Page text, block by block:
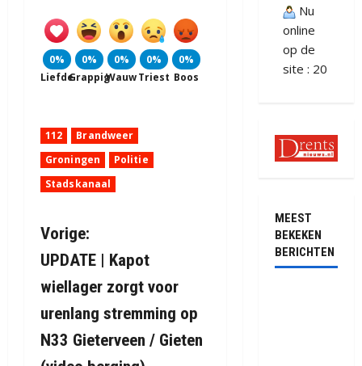
0%
Liefde
0%
Grappig
0%
Wauw
0%
Triest
0%
Boos
112
Brandweer
Groningen
Politie
Stadskanaal
B
e
r
i
Vorige:
UPDATE | Kapot
wiellager zorgt voor
urenlang stremming op
N33 Gieterveen / Gieten
Nu
online
op de
site : 20
MEEST
BEKEKEN
BERICHTEN